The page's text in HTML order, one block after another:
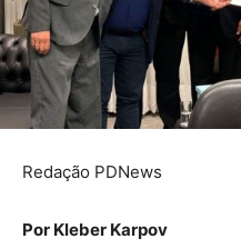
Redação PDNews
Por Kleber Karpov